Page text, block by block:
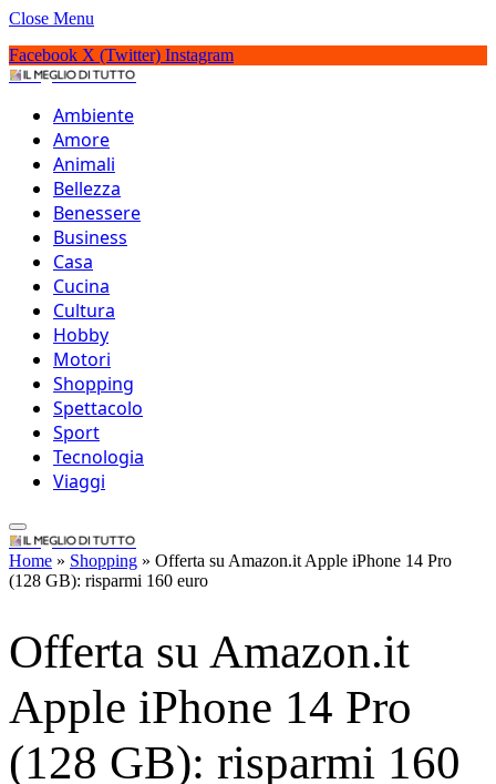
Close Menu
Facebook X (Twitter) Instagram
IlMeglioDiTutto.it
Ambiente
Amore
Animali
Bellezza
Benessere
Business
Casa
Cucina
Cultura
Hobby
Motori
Shopping
Spettacolo
Sport
Tecnologia
Viaggi
IlMeglioDiTutto.it
Home » Shopping » Offerta su Amazon.it Apple iPhone 14 Pro
(128 GB): risparmi 160 euro
Offerta su Amazon.it
Apple iPhone 14 Pro
(128 GB): risparmi 160
euro
L'Apple iPhone 14 Pro da 128GB è in
offerta su Amazon in diversi colori, lo
trovi con uno sconto di ben 160 euro.
By Matteo
Facebook WhatsApp Pinterest Telegram